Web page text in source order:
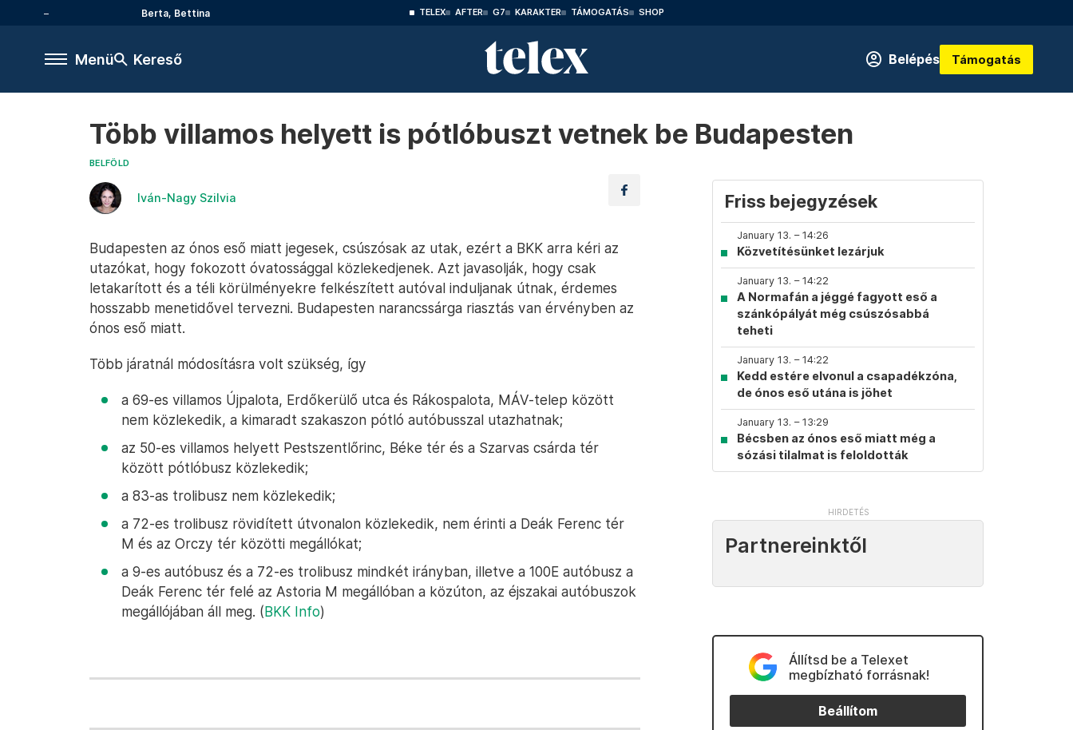
Berta, Bettina TELEX AFTER G7 KARAKTER TÁMOGATÁS SHOP
Menü Kereső Belépés Támogatás
Több villamos helyett is pótlóbuszt vetnek be Budapesten
BELFÖLD
Iván-Nagy Szilvia
Budapesten az ónos eső miatt jegesek, csúszósak az utak, ezért a BKK arra kéri az
utazókat, hogy fokozott óvatossággal közlekedjenek. Azt javasolják, hogy csak
letakarított és a téli körülményekre felkészített autóval induljanak útnak, érdemes
hosszabb menetidővel tervezni. Budapesten narancssárga riasztás van érvényben az
ónos eső miatt.
Több járatnál módosításra volt szükség, így
a 69-es villamos Újpalota, Erdőkerülő utca és Rákospalota, MÁV-telep között
nem közlekedik, a kimaradt szakaszon pótló autóbusszal utazhatnak;
az 50-es villamos helyett Pestszentlőrinc, Béke tér és a Szarvas csárda tér
között pótlóbusz közlekedik;
a 83-as trolibusz nem közlekedik;
a 72-es trolibusz rövidített útvonalon közlekedik, nem érinti a Deák Ferenc tér
M és az Orczy tér közötti megállókat;
a 9-es autóbusz és a 72-es trolibusz mindkét irányban, illetve a 100E autóbusz a
Deák Ferenc tér felé az Astoria M megállóban a közúton, az éjszakai autóbuszok
megállójában áll meg. (BKK Info)
Friss bejegyzések
January 13. – 14:26
Közvetítésünket lezárjuk
January 13. – 14:22
A Normafán a jéggé fagyott eső a
szánkópályát még csúszósabbá
teheti
January 13. – 14:22
Kedd estére elvonul a csapadékzóna,
de ónos eső utána is jöhet
January 13. – 13:29
Bécsben az ónos eső miatt még a
sózási tilalmat is feloldották
Partnereinktől
Állítsd be a Telexet
megbízható forrásnak!
Beállítom